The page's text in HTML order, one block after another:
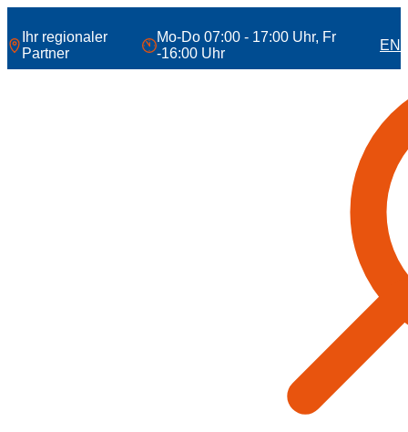
Inhalt
springen
Ihr regionaler
Partner
Mo-Do 07:00 - 17:00 Uhr, Fr
-16:00 Uhr
EN